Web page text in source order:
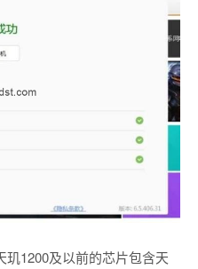
1200及以前的芯片包含天